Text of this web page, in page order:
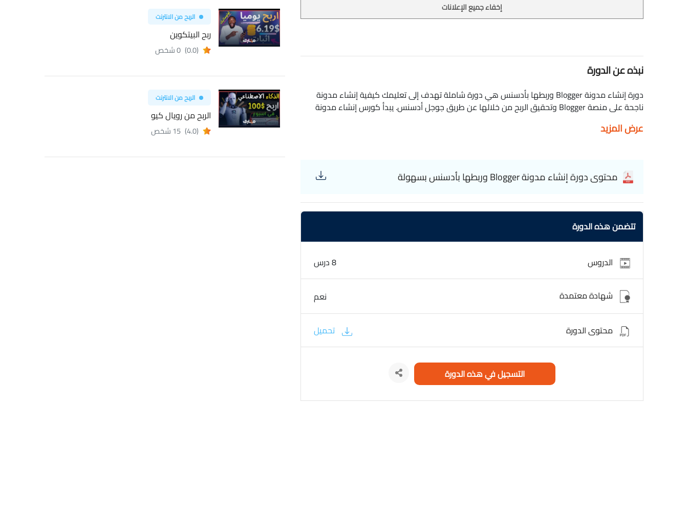
إخفاء جميع الإعلانات
نبذه عن الدورة
دورة إنشاء مدونة Blogger وربطها بأدسنس هي دورة شاملة تهدف إلى تعليمك كيفية إنشاء مدونة
ناجحة على منصة Blogger وتحقيق الربح من خلالها عن طريق جوجل أدسنس. يبدأ كورس إنشاء مدونة
محتواها. ستتعلم كيفية تخصيص تصميم المدونة باستخدام القوالب المجانية أو المدفوعة، وضبط
بعدها، تنتقل الدورة إلى كيفية إنشاء حساب على Google AdSense وربط مدونتك به، مع شرح الخطوات
اللازمة لتقديم طلب القبول في البرنامج. ستتعلم أيضًا كيفية وضع الإعلانات بشكل استراتيجي داخل
الدورة مثالية للمبتدئين الذين يرغبون في بدء مدونة وتحويلها إلى مصدر دخل فعّال بطريقة بسيطة وسهلة
التنفيذ,الدورة مجانية وبشهادة معتمدة. Create a Blogger blog and link it to AdSense
عرض المزيد
محتوى دورة إنشاء مدونة Blogger وربطها بأدسنس بسهولة
تتضمن هذه الدورة
الدروس 8 درس
شهادة معتمدة نعم
محتوى الدورة تحميل
التسجيل في هذه الدورة
الربح من الانترنت
ربح البيتكوين
(0.0) 0 شخص
الربح من الانترنت
الربح من رويال كيو
(4.0) 15 شخص